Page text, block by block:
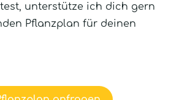
unterstütze ich dich gern
Pflanzplan für deinen